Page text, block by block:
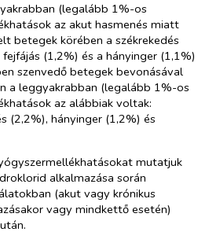
(legalább 1%-os
az akut hasmenés miatt
betegek körében a székrekedés
(1,2%) és a hányinger (1,1%)
szenvedő betegek bevonásával
a leggyakrabban (legalább 1%-os
az alábbiak voltak:
(2,2%), hányinger (1,2%) és
mutatjuk
alkalmazása során
(akut vagy krónikus
vagy mindkettő esetén)